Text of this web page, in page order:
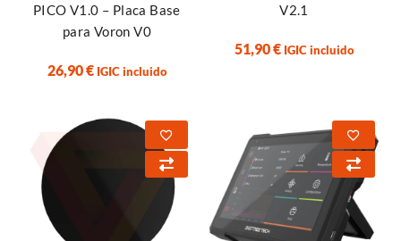
PICO V1.0 – Placa Base
para Voron V0
26,90€ IGIC incluido
V2.1
51,90€ IGIC incluido